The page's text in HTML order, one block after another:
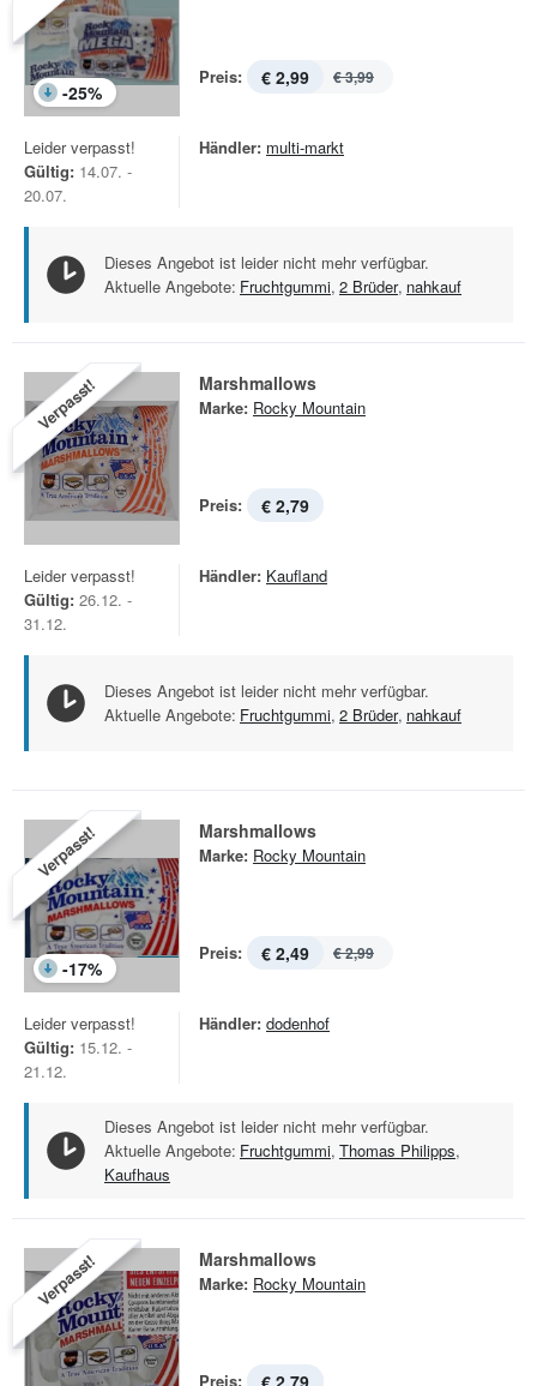
-25%
Preis: € 2,99 € 3,99
Leider verpasst!
Gültig: 14.07. -
20.07.
Händler: multi-markt
Dieses Angebot ist leider nicht mehr verfügbar.
Aktuelle Angebote: Fruchtgummi, 2 Brüder, nahkauf
Verpasst! Marshmallows
Marke: Rocky Mountain
Preis: € 2,79
Leider verpasst!
Gültig: 26.12. -
31.12.
Händler: Kaufland
Dieses Angebot ist leider nicht mehr verfügbar.
Aktuelle Angebote: Fruchtgummi, 2 Brüder, nahkauf
Verpasst!
-17%
Marshmallows
Marke: Rocky Mountain
Preis: € 2,49 € 2,99
Leider verpasst!
Gültig: 15.12. -
21.12.
Händler: dodenhof
Dieses Angebot ist leider nicht mehr verfügbar.
Aktuelle Angebote: Fruchtgummi, Thomas Philipps,
Kaufhaus
Verpasst! Marshmallows
Marke: Rocky Mountain
Preis: € 2,79